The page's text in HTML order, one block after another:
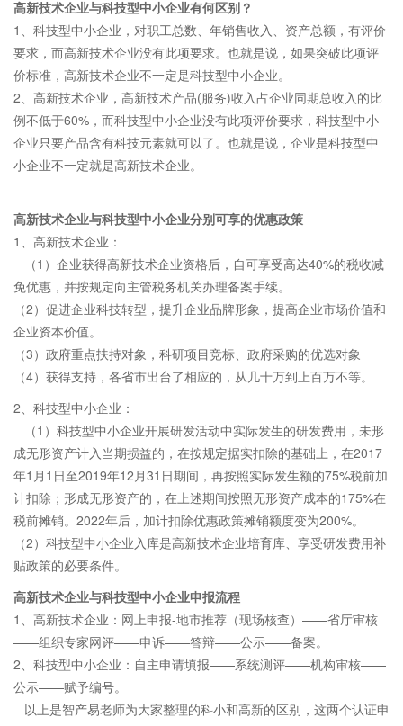
高新技术企业与科技型中小企业有何区别？
1、科技型中小企业，对职工总数、年销售收入、资产总额，有评价
要求，而高新技术企业没有此项要求。也就是说，如果突破此项评
价标准，高新技术企业不一定是科技型中小企业。
2、高新技术企业，高新技术产品(服务)收入占企业同期总收入的比
例不低于60%，而科技型中小企业没有此项评价要求，科技型中小
企业只要产品含有科技元素就可以了。也就是说，企业是科技型中
小企业不一定就是高新技术企业。
高新技术企业与科技型中小企业分别可享的优惠政策
1、高新技术企业：
（1）企业获得高新技术企业资格后，自可享受高达40%的税收减
免优惠，并按规定向主管税务机关办理备案手续。
（2）促进企业科技转型，提升企业品牌形象，提高企业市场价值和
企业资本价值。
（3）政府重点扶持对象，科研项目竞标、政府采购的优选对象
（4）获得支持，各省市出台了相应的，从几十万到上百万不等。
2、科技型中小企业：
（1）科技型中小企业开展研发活动中实际发生的研发费用，未形
成无形资产计入当期损益的，在按规定据实扣除的基础上，在2017
年1月1日至2019年12月31日期间，再按照实际发生额的75%税前加
计扣除；形成无形资产的，在上述期间按照无形资产成本的175%在
税前摊销。2022年后，加计扣除优惠政策摊销额度变为200%。
（2）科技型中小企业入库是高新技术企业培育库、享受研发费用补
贴政策的必要条件。
高新技术企业与科技型中小企业申报流程
1、高新技术企业：网上申报-地市推荐（现场核查）——省厅审核
——组织专家网评——申诉——答辩——公示——备案。
2、科技型中小企业：自主申请填报——系统测评——机构审核——
公示——赋予编号。
以上是智产易老师为大家整理的科小和高新的区别，这两个认证申